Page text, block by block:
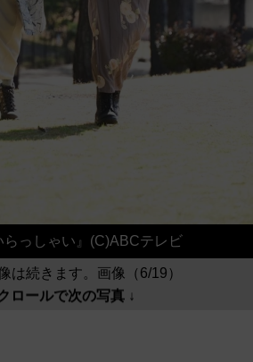
っしゃい』(C)ABCテレビ
は続きます。画像（6/19）
ロールで次の写真 ↓